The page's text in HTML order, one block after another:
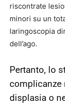
riscontrate
minori su un
laringoscopia
dell’ago.
Pertanto, lo
complicanze
displasia o